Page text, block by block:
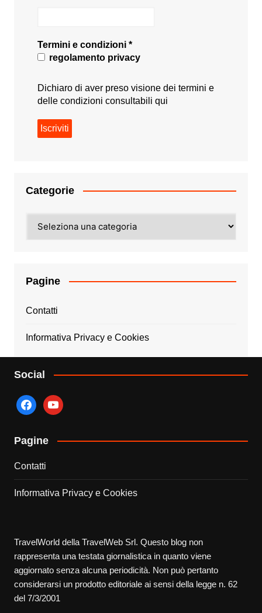
Termini e condizioni *
regolamento privacy
Dichiaro di aver preso visione dei termini e
delle condizioni consultabili qui
Categorie
Pagine
Contatti
Informativa Privacy e Cookies
Social
facebookyoutube
Pagine
Contatti
Informativa Privacy e Cookies
TravelWorld della TravelWeb Srl. Questo blog non
rappresenta una testata giornalistica in quanto viene
aggiornato senza alcuna periodicità. Non può pertanto
considerarsi un prodotto editoriale ai sensi della legge n. 62
del 7/3/2001